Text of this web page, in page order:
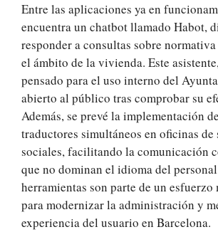
Entre las aplicaciones ya en
encuentra un chatbot llamado Habot,
responder a consultas sobre
el ámbito de la vivienda. Este
pensado para el uso interno del
abierto al público tras comprobar su
Además, se prevé la implementación
traductores simultáneos en oficinas
sociales, facilitando la comunicación
que no dominan el idioma del
herramientas son parte de un esfuerzo
para modernizar la administración y
experiencia del usuario en Barcelona.